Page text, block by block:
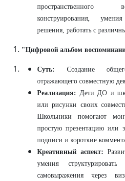
пространственного
конструирования,
решения, работать с
"Цифровой альбом
Суть: Создание
отражающего совместную
Реализация: Дети ДО и
или рисунки своих
Школьники помогают
простую презентацию или
подписи и короткие
Креативный аспект:
умения
самовыражения через